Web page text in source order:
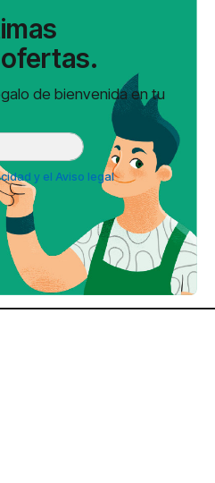
de bienvenida en tu
y el Aviso legal